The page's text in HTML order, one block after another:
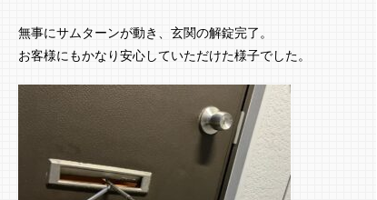
無事にサムターンが動き、玄関の解錠完了。
お客様にもかなり安心していただけた様子でした。